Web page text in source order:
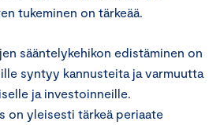
tukeminen on tärkeää.
sääntelykehikon edistäminen on
syntyy kannusteita ja varmuutta
ja investoinneille.
on yleisesti tärkeä periaate